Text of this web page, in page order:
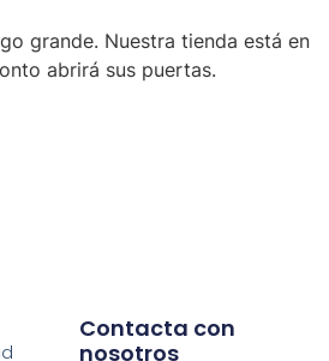
grande. Nuestra tienda está en
abrirá sus puertas.
Contacta con
nosotros